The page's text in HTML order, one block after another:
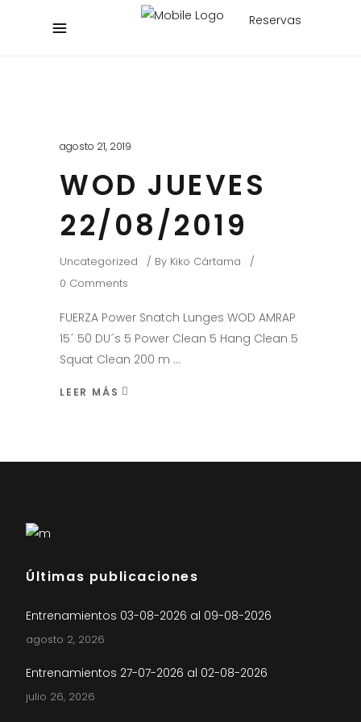
Reservas
agosto 21, 2019
WOD JUEVES
22/08/2019
Uncategorized By Kiko Cártama
0 Comments
FUERZA Power Snatch Lunges WOD AMRAP
15´ 50 DU´s 5 Power Clean 5 Hang Clean 5
Squat Clean 200 m
LEER MÁS
Últimas publicaciones
Entrenamientos 03-08-2026 al 09-08-2026
agosto 2, 2026
Entrenamientos 27-07-2026 al 02-08-2026
julio 26, 2026